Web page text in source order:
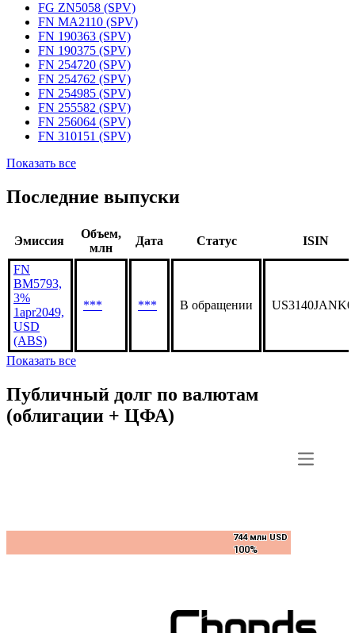
FG ZN5058 (SPV)
FN MA2110 (SPV)
FN 190363 (SPV)
FN 190375 (SPV)
FN 254720 (SPV)
FN 254762 (SPV)
FN 254985 (SPV)
FN 255582 (SPV)
FN 256064 (SPV)
FN 310151 (SPV)
Показать все
Последние выпуски
Эмиссия
Объем,
млн
Дата Статус ISIN
FN
BM5793,
3%
1apr2049,
USD
(ABS)
*** *** В обращении
Показать все
Публичный долг по валютам
(облигации + ЦФА)
744 млн USD
100%
744 млн USD
100%